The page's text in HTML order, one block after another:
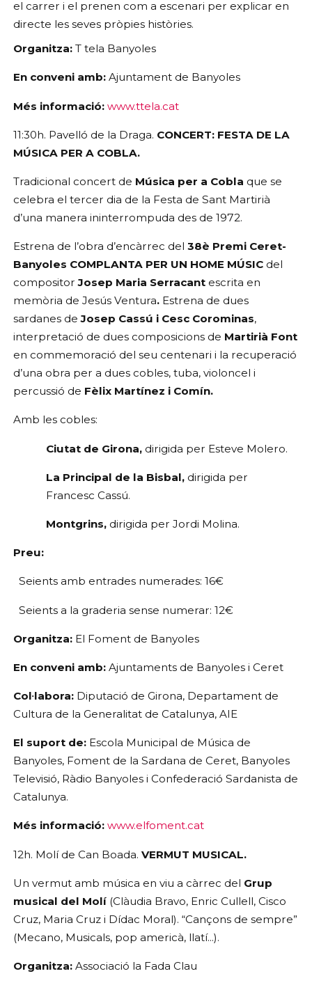
el carrer i el prenen com a escenari per explicar en
directe les seves pròpies històries.
Organitza: T tela Banyoles
En conveni amb: Ajuntament de Banyoles
Més informació: www.ttela.cat
11:30h. Pavelló de la Draga. CONCERT: FESTA DE LA
MÚSICA PER A COBLA.
Tradicional concert de Música per a Cobla que se
celebra el tercer dia de la Festa de Sant Martirià
d’una manera ininterrompuda des de 1972.
Estrena de l’obra d’encàrrec del 38è Premi Ceret-
Banyoles COMPLANTA PER UN HOME MÚSIC del
compositor Josep Maria Serracant escrita en
memòria de Jesús Ventura. Estrena de dues
sardanes de Josep Cassú i Cesc Corominas,
interpretació de dues composicions de Martirià Font
en commemoració del seu centenari i la recuperació
d’una obra per a dues cobles, tuba, violoncel i
percussió de Fèlix Martínez i Comín.
Amb les cobles:
Ciutat de Girona, dirigida per Esteve Molero.
La Principal de la Bisbal, dirigida per
Francesc Cassú.
Montgrins, dirigida per Jordi Molina.
Preu:
Seients amb entrades numerades: 16€
Seients a la graderia sense numerar: 12€
Organitza: El Foment de Banyoles
En conveni amb: Ajuntaments de Banyoles i Ceret
Col·labora: Diputació de Girona, Departament de
Cultura de la Generalitat de Catalunya, AIE
El suport de: Escola Municipal de Música de
Banyoles, Foment de la Sardana de Ceret, Banyoles
Televisió, Ràdio Banyoles i Confederació Sardanista de
Catalunya.
Més informació: www.elfoment.cat
12h. Molí de Can Boada. VERMUT MUSICAL.
Un vermut amb música en viu a càrrec del Grup
musical del Molí (Clàudia Bravo, Enric Cullell, Cisco
Cruz, Maria Cruz i Dídac Moral). “Cançons de sempre”
(Mecano, Musicals, pop americà, llatí...).
Organitza: Associació la Fada Clau